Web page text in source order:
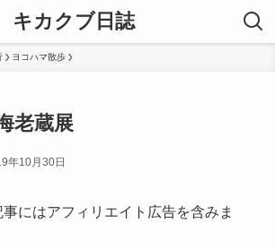
キカクブ日誌
ヨコハマ散歩
老蔵展
年10月30日
にはアフィリエイト広告を含みま